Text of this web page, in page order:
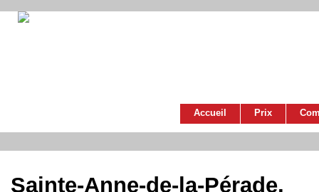
Accueil Prix
Sainte-Anne-de-la-Pérade,